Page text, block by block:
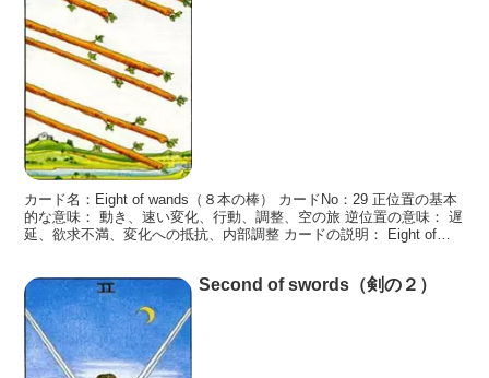
カード名：Eight of wands（８本の棒） カードNo：29 正位置の基本
的な意味： 動き、速い変化、行動、調整、空の旅 逆位置の意味： 遅
延、欲求不満、変化への抵抗、内部調整 カードの説明： Eight of
Second of swords（剣の２）